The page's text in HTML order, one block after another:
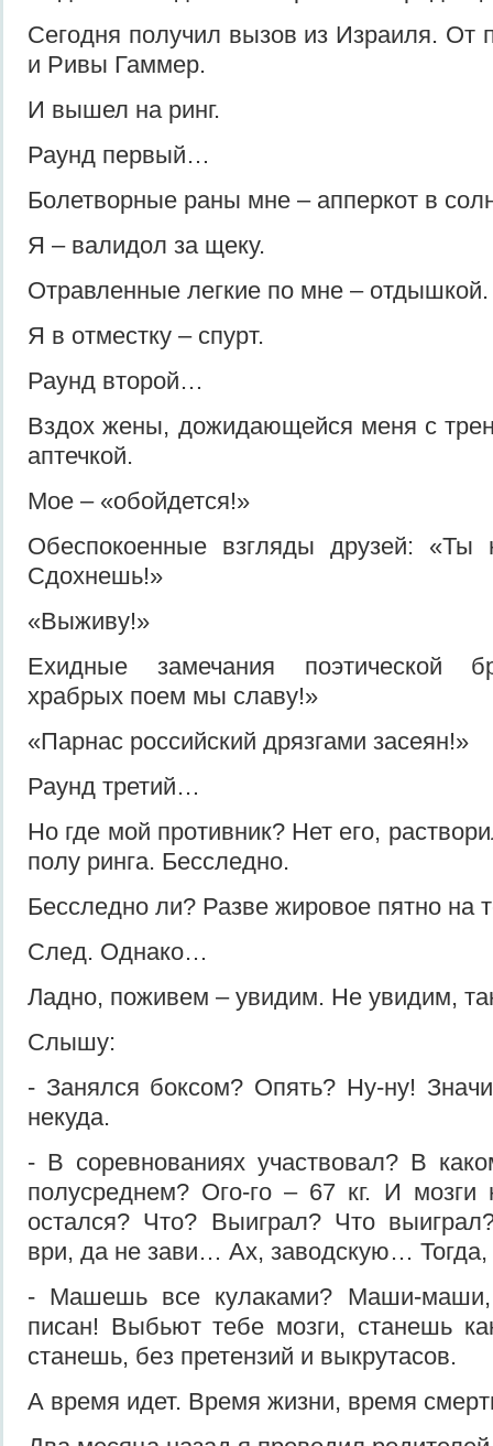
Сегодня получил вызов из Израиля.
и Ривы Гаммер.
И вышел на ринг.
Раунд первый…
Болетворные раны мне – апперкот в
Я – валидол за щеку.
Отравленные легкие по мне – отдышкой.
Я в отместку – спурт.
Раунд второй…
Вздох жены, дожидающейся меня с
аптечкой.
Мое – «обойдется!»
Обеспокоенные взгляды друзей:
Сдохнешь!»
«Выживу!»
Ехидные замечания поэтической
храбрых поем мы славу!»
«Парнас российский дрязгами засеян!»
Раунд третий…
Но где мой противник? Нет его,
полу ринга. Бесследно.
Бесследно ли? Разве жировое пятно на
След. Однако…
Ладно, поживем – увидим. Не увидим,
Слышу:
- Занялся боксом? Опять? Ну-ну!
некуда.
- В соревнованиях участвовал? В
полусреднем? Ого-го – 67 кг. И
остался? Что? Выиграл? Что
ври, да не зави… Ах, заводскую…
- Машешь все кулаками? Маши-маши,
писан! Выбьют тебе мозги, станешь
станешь, без претензий и выкрутасов.
А время идет. Время жизни, время